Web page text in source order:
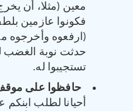
معين (مثلا، أن
فكونوا عازمين
(ارفعوه وأخرجوه
حدثت نوبة الغضب
تستجيبوا له.
حافظوا على
أحيانا لطلب